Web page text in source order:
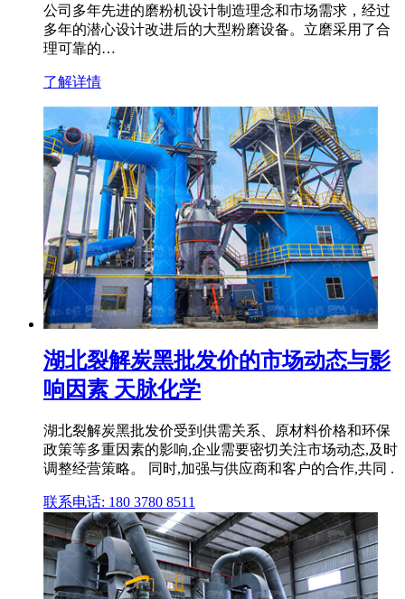
公司多年先进的磨粉机设计制造理念和市场需求，经过
多年的潜心设计改进后的大型粉磨设备。立磨采用了合
理可靠的…
了解详情
湖北裂解炭黑批发价的市场动态与影
响因素 天脉化学
湖北裂解炭黑批发价受到供需关系、原材料价格和环保
政策等多重因素的影响,企业需要密切关注市场动态,及时
调整经营策略。 同时,加强与供应商和客户的合作,共同 .
联系电话: 180 3780 8511